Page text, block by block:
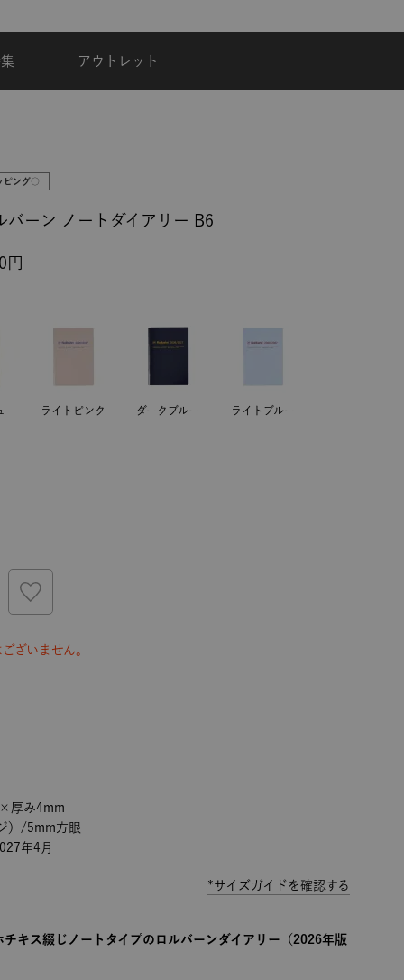
アウトレット
ピング○
バーン ノートダイアリー B6
ライトピンク ダークブルー ライトブルー
ざいません。
厚み4mm
）/5mm方眼
年4月
*サイズガイドを確認する
キス綴じノートタイプのロルバーンダイアリー（2026年版